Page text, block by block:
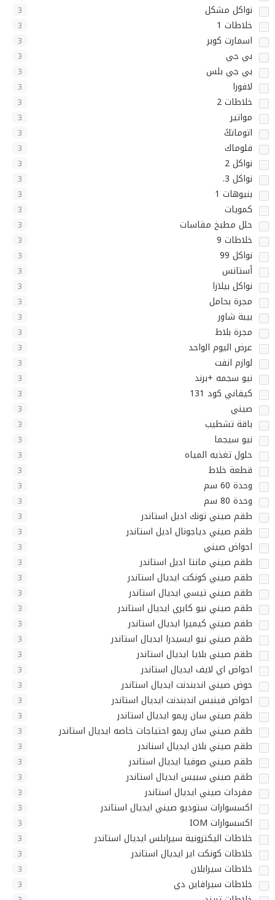
نواكل مشكل 3
خلاطات 1 3
اسمارت كوبر 3
بي جي 3
بي جي بلس 3
لافورا 3
خلاطات 2 3
مواتير 3
اتوماتكً 3
فلوماك 3
نواكل 2 3
نواكل 3. 3
بنيوهات 1 3
كمويات 3
حلل مطبخ مقاسات 3
خلاطات 9 3
نواكل 99 3
أستانس 3
نواكل بيلازا 3
مجرة بحامل 3
بيبة شاور 3
مجرة بلاط 3
عرض اليوم الواحد 3
لوازم انفت 3
نيو سجمه +برند 3
كيفاني كود 131 3
صيني 3
باقة تشطيب 3
نيو سيجما 3
حلول تغذيه المياه 3
قطعة خلاط 3
وحدة 60 سم 3
وحدة 80 سم 3
طقم صيني تونك اديل استاندر 3
طقم صيني دياجونال اديل استاندر 3
احواض صيني 3
طقم صيني مانتا اديل استاندر 3
طقم صيني كونكت ايديال استاندر 3
طقم صيني تيسي ايديال استاندر 3
طقم صيني نيو كابري ايديال استاندر 3
طقم صيني كيميرا ايديال استاندر 3
طقم صيني نيو ايسيدرا ايديال استاندر 3
طقم صيني بلايا ايديال استاندر 3
احواض اي لايف ايديال استاندر 3
حوض صيني اندبندنت ايديال استاندر 3
احواض فينيس اندبندنت ايديال استاندر 3
طقم صيني سان ريمو ايديال استاندر 3
طقم صيني سان ريمو احتياجات خاصه ايديال استاندر 3
طقم صيني بلان ايديال اسناندر 3
طقم صيني صوفيا ايديال استاندر 3
طقم صيني سبيس ايديال استاندر 3
مفردات صيني ايديال استاندر 3
اكسسوارات ستوديو صيني ايديال استاندر 3
اكسسوارات IOM 3
خلاطات اليكترونية سيرابلس ايديال استاندر 3
خلاطات كونكت اير ايديال استاندر 3
خلاطات سيرابلان 3
خلاطات سيرافاين دي 3